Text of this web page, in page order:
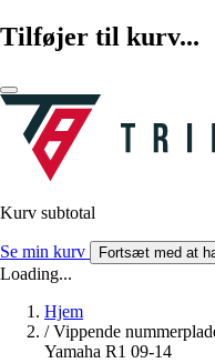
Tilføjer til kurv...
Kurv subtotal
Se min kurv Fortsæt med at
Loading...
Hjem
/ Vippende
Yamaha R1 09-14